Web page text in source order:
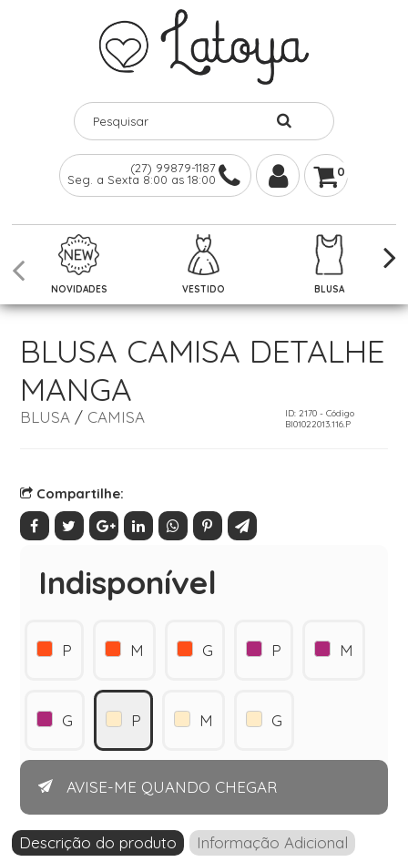
(27) 99879-1187
Seg. a Sexta 8:00 as 18:00
0
NOVIDADES VESTIDO BLUSA
BLUSA CAMISA DETALHE
MANGA
BLUSA/ CAMISA
ID: 2170 - Código
Bl01022013.116.P
Compartilhe:
Indisponível
P M G P M
G P M G
AVISE-ME QUANDO CHEGAR
Descrição do produto Informação Adicional